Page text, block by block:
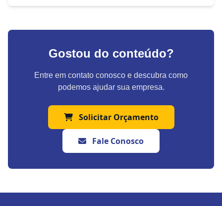
Gostou do conteúdo?
Entre em contato conosco e descubra como
podemos ajudar sua empresa.
Solicitar Orçamento
Fale Conosco